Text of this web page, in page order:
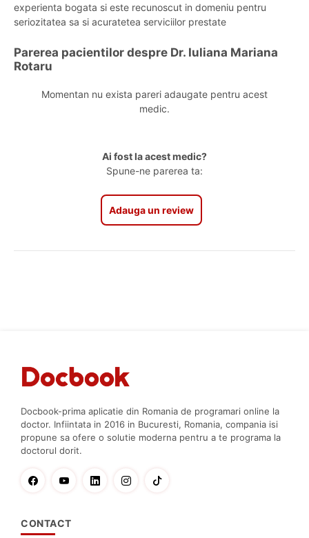
experienta bogata si este recunoscut in domeniu pentru
seriozitatea sa si acuratetea serviciilor prestate
Parerea pacientilor despre Dr. Iuliana Mariana
Rotaru
Momentan nu exista pareri adaugate pentru acest
medic.
Ai fost la acest medic?
Spune-ne parerea ta:
Adauga un review
Docbook-prima aplicatie din Romania de programari online la
doctor. Infiintata in 2016 in Bucuresti, Romania, compania isi
propune sa ofere o solutie moderna pentru a te programa la
doctorul dorit.
CONTACT